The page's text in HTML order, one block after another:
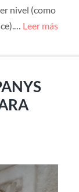
nivel (como
Leer más